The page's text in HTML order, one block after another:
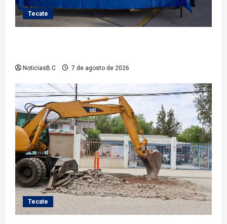
Tecate
NoticiasB.C 7 de agosto de 2026
Tecate